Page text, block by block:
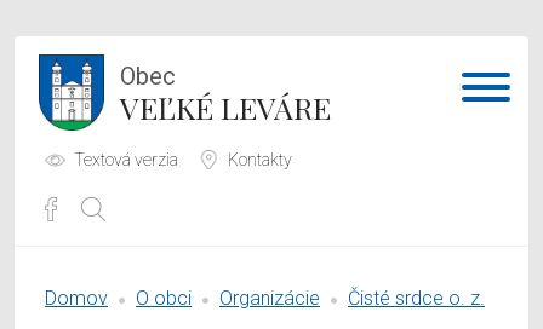
Obec
VEĽKÉ LEVÁRE
Textová verzia Kontakty
Domov O obci Organizácie Čisté srdce o. z.